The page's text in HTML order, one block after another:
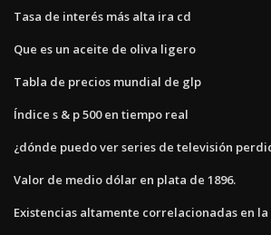
Tasa de interés más alta ira cd
Que es un aceite de oliva ligero
Tabla de precios mundial de glp
Índice s & p 500 en tiempo real
¿dónde puedo ver series de televisión
Valor de medio dólar en plata de 1896.
Existencias altamente correlacionadas en